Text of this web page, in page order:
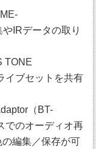
IRデータの取り
TONE
イブセットを共有
（BT-
でのオーディオ再
編集／保存が可